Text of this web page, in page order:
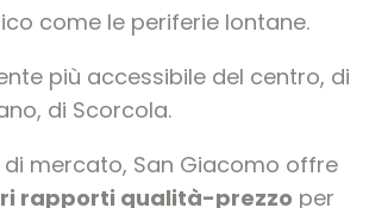
come le periferie lontane.
più accessibile del centro, di
di Scorcola.
mercato, San Giacomo offre
rapporti qualità-prezzo per